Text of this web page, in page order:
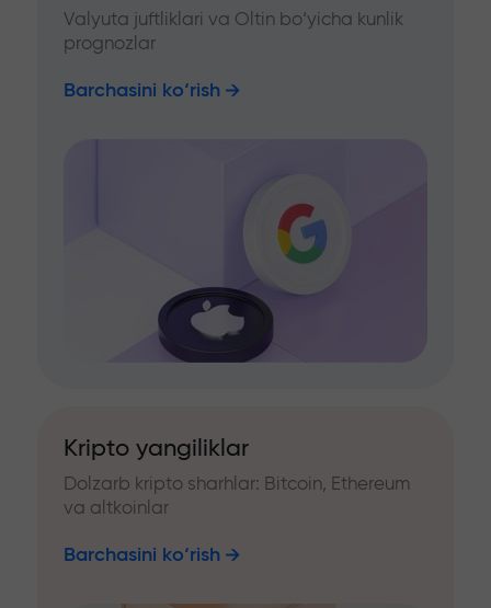
Valyuta juftliklari va Oltin bo‘yicha kunlik
prognozlar
Barchasini ko‘rish
Kripto yangiliklar
Dolzarb kripto sharhlar: Bitcoin, Ethereum
va altkoinlar
Barchasini ko‘rish